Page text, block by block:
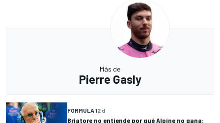
Más de
Pierre Gasly
FÓRMULA 12 d
Briatore no entiende por qué Alpine no gana: